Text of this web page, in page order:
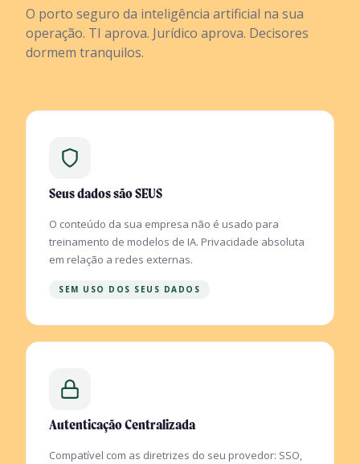
O porto seguro da inteligência artificial na sua
operação. TI aprova. Jurídico aprova. Decisores
dormem tranquilos.
Seus dados são SEUS
O conteúdo da sua empresa não é usado para
treinamento de modelos de IA. Privacidade absoluta
em relação a redes externas.
SEM USO DOS SEUS DADOS
Autenticação Centralizada
Compatível com as diretrizes do seu provedor: SSO,